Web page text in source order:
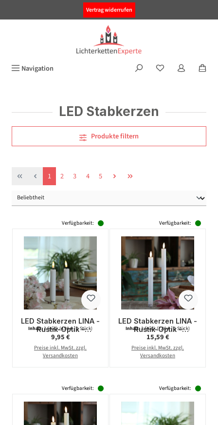
Vertrag widerrufen
Navigation
LED Stabkerzen
Produkte filtern
Seite
1 Seite
2 Seite
3 Seite
4 Seite
5
Verfügbarkeit:
LED Stabkerzen LINA -
Rustik-Optik -
Echtwachs - 3D
Flamme - H: 16cm -
Timer - weiß - 2er Set
Inhalt:2 Stück(4,98 € / 1 Stück)
Regulärer Preis:
9,95 €
Preise inkl. MwSt. zzgl.
Versandkosten
Verfügbarkeit:
LED Stabkerzen LINA -
Rustik-Optik -
Echtwachs - 3D
Flamme - H: 24cm -
Timer - weiß - 2er Set
Inhalt:2 Stück(7,80 € / 1 Stück)
Regulärer Preis:
15,59 €
Preise inkl. MwSt. zzgl.
Versandkosten
Verfügbarkeit: Verfügbarkeit: